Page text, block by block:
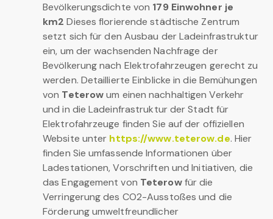
Bevölkerungsdichte von 179 Einwohner je
km2 Dieses florierende städtische Zentrum
setzt sich für den Ausbau der Ladeinfrastruktur
ein, um der wachsenden Nachfrage der
Bevölkerung nach Elektrofahrzeugen gerecht zu
werden. Detaillierte Einblicke in die Bemühungen
von Teterowum einen nachhaltigen Verkehr
und in die Ladeinfrastruktur der Stadt für
Elektrofahrzeuge finden Sie auf der offiziellen
Website unter https://www.teterow.de. Hier
finden Sie umfassende Informationen über
Ladestationen, Vorschriften und Initiativen, die
das Engagement von Teterowfür die
Verringerung des CO2-Ausstoßes und die
Förderung umweltfreundlicher